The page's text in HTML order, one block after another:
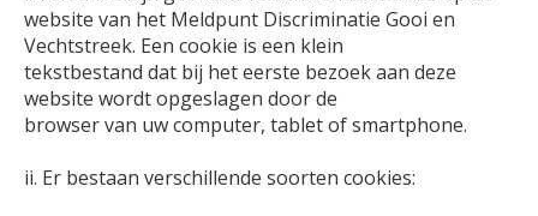
website van het Meldpunt Discriminatie Gooi en
Vechtstreek. Een cookie is een klein
tekstbestand dat bij het eerste bezoek aan deze
website wordt opgeslagen door de
browser van uw computer, tablet of smartphone.
ii. Er bestaan verschillende soorten cookies: